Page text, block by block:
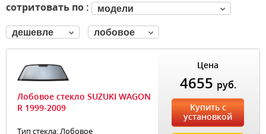
сотритовать по : модели
дешевле лобовое
Лобовое стекло SUZUKI WAGON
R 1999-2009
Тип стекла: Лобовое
Цена
4655 руб.
Купить с
установкой